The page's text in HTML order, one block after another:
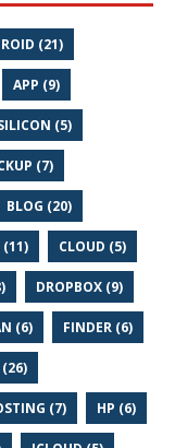
(21)
APP (9)
(5)
(7)
BLOG (20)
(11) CLOUD (5)
DROPBOX (9)
(6) FINDER (6)
(26)
(7) HP (6)